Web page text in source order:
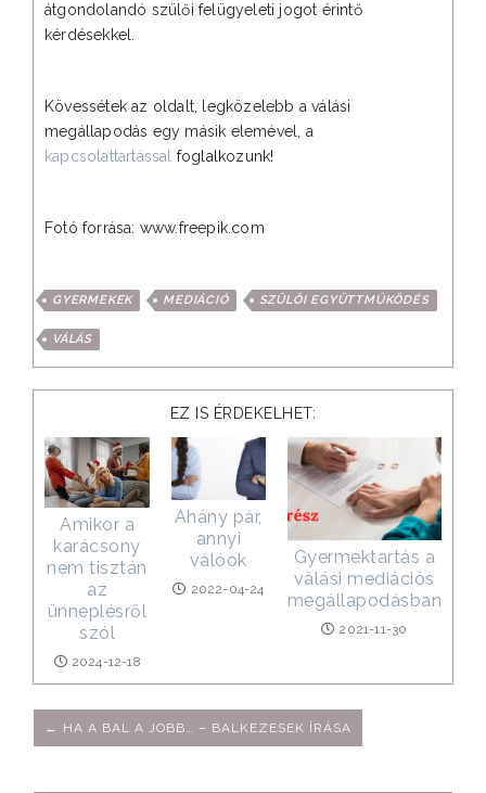
átgondolandó szülői felügyeleti jogot érintő
kérdésekkel.
Kövessétek az oldalt, legközelebb a válási
megállapodás egy másik elemével, a
kapcsolattartással foglalkozunk!
Fotó forrása: www.freepik.com
GYERMEKEK MEDIÁCIÓ SZÜLŐI EGYÜTTMŰKÖDÉS
VÁLÁS
EZ IS ÉRDEKELHET:
Amikor a
karácsony
nem tisztán
az
ünneplésről
szól
2024-12-18
Ahány pár,
annyi
válóok
2022-04-24
Gyermektartás a
válási mediációs
megállapodásban
2021-11-30
← HA A BAL A JOBB… – BALKEZESEK ÍRÁSA